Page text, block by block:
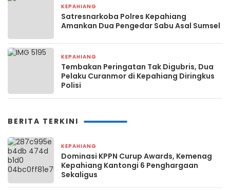
KEPAHIANG
Satresnarkoba Polres Kepahiang
Amankan Dua Pengedar Sabu Asal Sumsel
KEPAHIANG
Tembakan Peringatan Tak Digubris, Dua
Pelaku Curanmor di Kepahiang Diringkus
Polisi
BERITA TERKINI
KEPAHIANG
Dominasi KPPN Curup Awards, Kemenag
Kepahiang Kantongi 6 Penghargaan
Sekaligus